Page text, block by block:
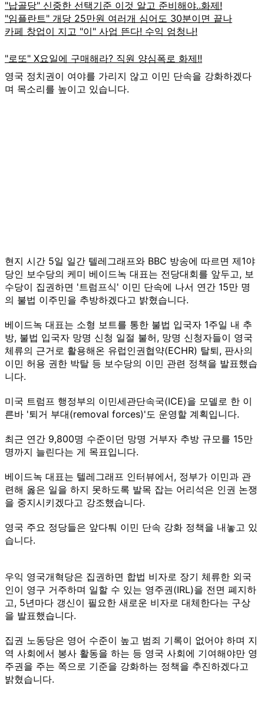
영국 정치권이 여야를 가리지 않고 이민 단속을 강화하겠다
며 목소리를 높이고 있습니다.
현지 시간 5일 일간 텔레그래프와 BBC 방송에 따르면 제1야
당인 보수당의 케미 베이드녹 대표는 전당대회를 앞두고, 보
수당이 집권하면 '트럼프식' 이민 단속에 나서 연간 15만 명
의 불법 이주민을 추방하겠다고 밝혔습니다.
베이드녹 대표는 소형 보트를 통한 불법 입국자 1주일 내 추
방, 불법 입국자 망명 신청 일절 불허, 망명 신청자들이 영국
체류의 근거로 활용해온 유럽인권협약(ECHR) 탈퇴, 판사의
이민 허용 권한 박탈 등 보수당의 이민 관련 정책을 발표했습
니다.
미국 트럼프 행정부의 이민세관단속국(ICE)을 모델로 한 이
른바 '퇴거 부대(removal forces)'도 운영할 계획입니다.
최근 연간 9,800명 수준이던 망명 거부자 추방 규모를 15만
명까지 늘린다는 게 목표입니다.
베이드녹 대표는 텔레그래프 인터뷰에서, 정부가 이민과 관
련해 옳은 일을 하지 못하도록 발목 잡는 어리석은 인권 논쟁
을 중지시키겠다고 강조했습니다.
영국 주요 정당들은 앞다퉈 이민 단속 강화 정책을 내놓고 있
습니다.
우익 영국개혁당은 집권하면 합법 비자로 장기 체류한 외국
인이 영구 거주하며 일할 수 있는 영주권(IRL)을 전면 폐지하
고, 5년마다 갱신이 필요한 새로운 비자로 대체한다는 구상
을 발표했습니다.
집권 노동당은 영어 수준이 높고 범죄 기록이 없어야 하며 지
역 사회에서 봉사 활동을 하는 등 영국 사회에 기여해야만 영
주권을 주는 쪽으로 기준을 강화하는 정책을 추진하겠다고
밝혔습니다.